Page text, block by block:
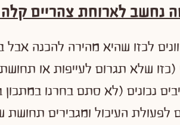
נחשב לארוחת צהריים
לכזו שהיא מהירה להכנה אבל
שלא תגרום לעייפות או
נכונים (לא סתם בחרנו במתכון
לפעולת העיכול ומגבירים